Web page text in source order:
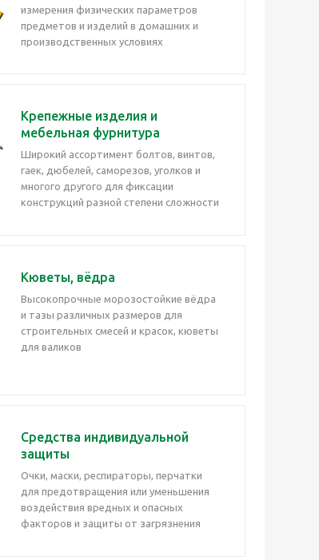
измерения физических параметров
предметов и изделий в домашних и
производственных условиях
Крепежные изделия и
мебельная фурнитура
Широкий ассортимент болтов, винтов,
гаек, дюбелей, саморезов, уголков и
многого другого для фиксации
конструкций разной степени сложности
Кюветы, вёдра
Высокопрочные морозостойкие вёдра
и тазы различных размеров для
строительных смесей и красок, кюветы
для валиков
Средства индивидуальной
защиты
Очки, маски, респираторы, перчатки
для предотвращения или уменьшения
воздействия вредных и опасных
факторов и защиты от загрязнения